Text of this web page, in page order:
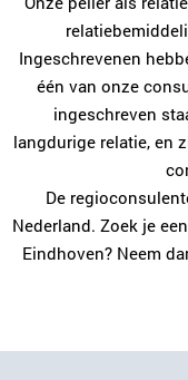
Ingeschrevenen
één van onze
ingeschreven
langdurige relatie, en
De
Nederland. Zoek je
Eindhoven? Neem